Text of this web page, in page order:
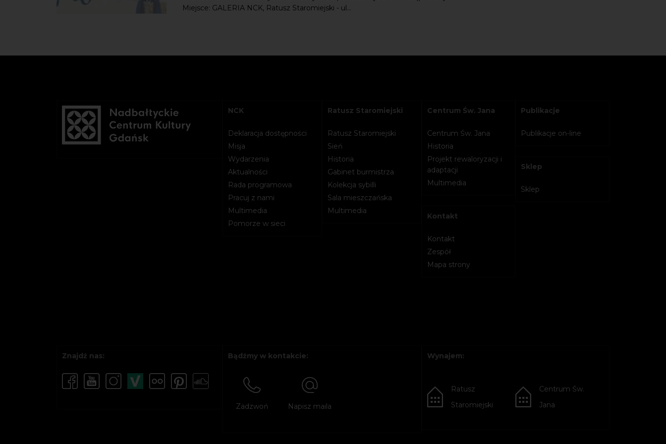
Miejsce: GALERIA NCK, Ratusz Staromiejski - ul...
NCK
Deklaracja dostępności
Misja
Wydarzenia
Aktualności
Rada programowa
Pracuj z nami
Multimedia
Pomorze w sieci
Ratusz Staromiejski
Ratusz Staromiejski
Sień
Historia
Gabinet burmistrza
Kolekcja sybilli
Sala mieszczańska
Multimedia
Centrum Św. Jana
Centrum Św. Jana
Historia
Projekt rewaloryzacji i
adaptacji
Multimedia
Kontakt
Kontakt
Zespół
Mapa strony
Publikacje
Publikacje on-line
Sklep
Sklep
Znajdź nas: Bądźmy w kontakcie:
Zadzwoń Napisz maila
Wynajem:
Ratusz
Staromiejski
Centrum Św.
Jana